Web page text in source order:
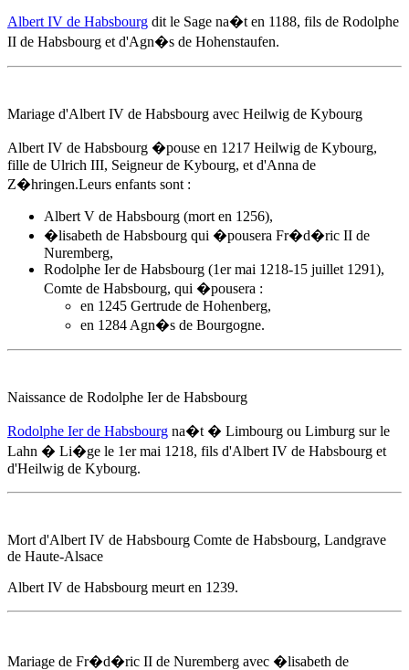
Albert IV de Habsbourg dit le Sage na�t en 1188, fils de Rodolphe
II de Habsbourg et d'Agn�s de Hohenstaufen.
Mariage d'Albert IV de Habsbourg avec Heilwig de Kybourg
Albert IV de Habsbourg �pouse en 1217 Heilwig de Kybourg,
fille de Ulrich III, Seigneur de Kybourg, et d'Anna de
Z�hringen.Leurs enfants sont :
Albert V de Habsbourg (mort en 1256),
�lisabeth de Habsbourg qui �pousera Fr�d�ric II de
Nuremberg,
Rodolphe Ier de Habsbourg (1er mai 1218-15 juillet 1291),
Comte de Habsbourg, qui �pousera :
en 1245 Gertrude de Hohenberg,
en 1284 Agn�s de Bourgogne.
Naissance de Rodolphe Ier de Habsbourg
Rodolphe Ier de Habsbourg na�t � Limbourg ou Limburg sur le
Lahn � Li�ge le 1er mai 1218, fils d'Albert IV de Habsbourg et
d'Heilwig de Kybourg.
Mort d'Albert IV de Habsbourg Comte de Habsbourg, Landgrave
de Haute-Alsace
Albert IV de Habsbourg meurt en 1239.
Mariage de Fr�d�ric II de Nuremberg avec �lisabeth de